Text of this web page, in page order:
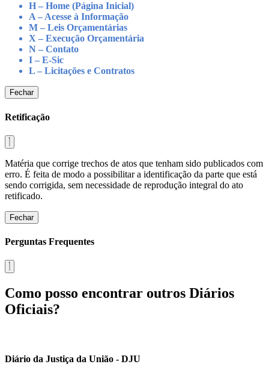
H – Home (Página Inicial)
A – Acesse à Informação
M – Leis Orçamentárias
X – Execução Orçamentária
N – Contato
I – E-Sic
L – Licitações e Contratos
Fechar
Retificação
Matéria que corrige trechos de atos que tenham sido publicados com
erro. É feita de modo a possibilitar a identificação da parte que está
sendo corrigida, sem necessidade de reprodução integral do ato
retificado.
Fechar
Perguntas Frequentes
Como posso encontrar outros Diários
Oficiais?
Diário da Justiça da União - DJU